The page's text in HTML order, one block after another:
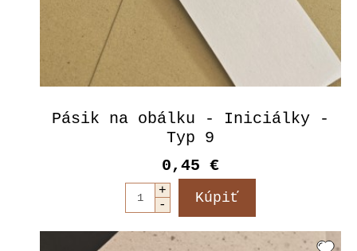
Pásik na obálku - Iniciálky -
Typ 9
0,45 €